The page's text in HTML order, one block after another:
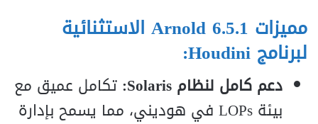
مميزات Arnold 6.5.1 الاستثنائية
لبرنامج Houdini:
دعم كامل لنظام Solaris:
تكامل عميق مع
بيئة LOPs في هوديني، مما يسمح بإدارة